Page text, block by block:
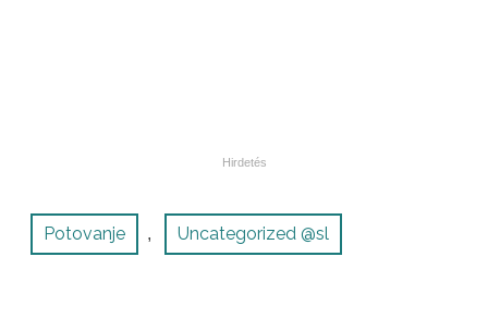
Potovanje , Uncategorized @sl